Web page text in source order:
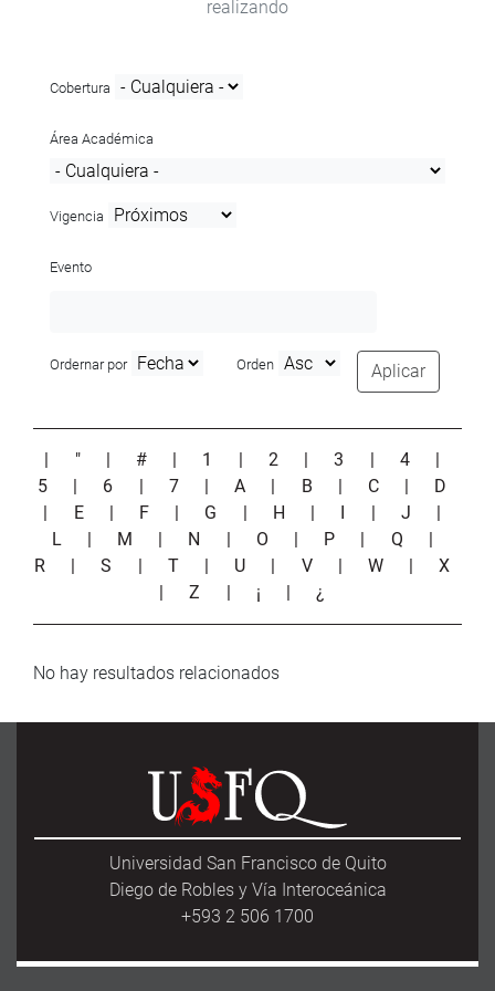
realizando
Cobertura
Área Académica
Vigencia
Evento
Ordernar por Orden Aplicar
| " | # | 1 | 2 |3 | 4
|
5
| 6 | 7 |A | B | C | D
| E | F | G | H | I | J
|
L
| M | N | O | P | Q
|
R
|S | T | U | V |W |X
|Z | ¡ |¿
No hay resultados relacionados
Universidad San Francisco de Quito
Diego de Robles y Vía Interoceánica
+593 2 506 1700